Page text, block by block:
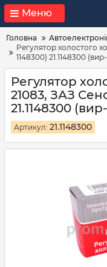
Меню
Головна
Регулятор холостого
1148300) 21.1148300
Регулятор
21083, ЗАЗ
21.1148300
Артикул: 21.1148300